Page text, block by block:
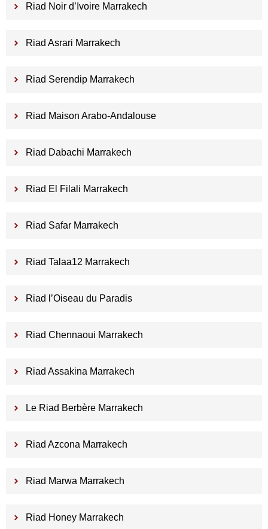
Riad Noir d’Ivoire Marrakech
Riad Asrari Marrakech
Riad Serendip Marrakech
Riad Maison Arabo-Andalouse
Riad Dabachi Marrakech
Riad El Filali Marrakech
Riad Safar Marrakech
Riad Talaa12 Marrakech
Riad l’Oiseau du Paradis
Riad Chennaoui Marrakech
Riad Assakina Marrakech
Le Riad Berbère Marrakech
Riad Azcona Marrakech
Riad Marwa Marrakech
Riad Honey Marrakech